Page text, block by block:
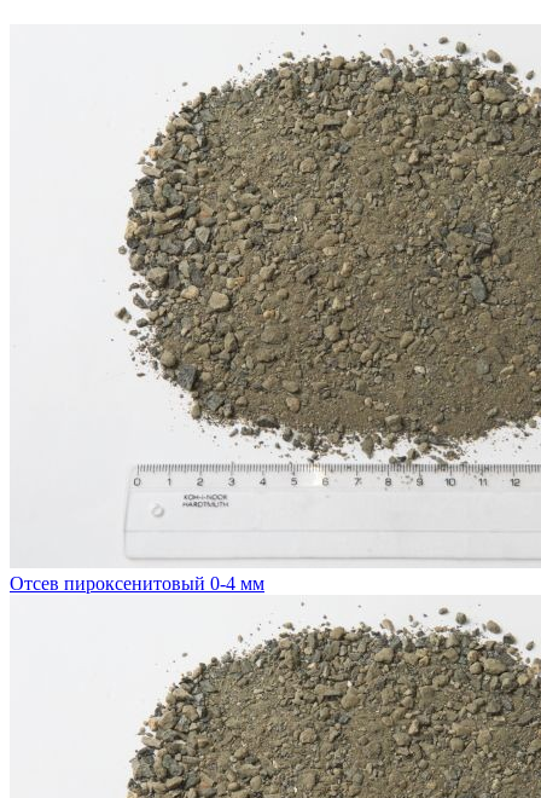
Отсев пироксенитовый 0-4 мм